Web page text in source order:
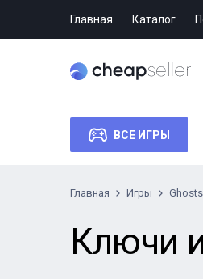
Главная Каталог
ВСЕ ИГРЫ
Главная Игры
Ключи